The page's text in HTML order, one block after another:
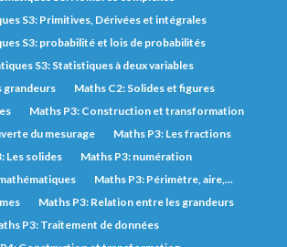
S3: Primitives, Dérivées et intégrales
S3: probabilité et lois de probabilités
S3: Statistiques à deux variables
grandeurs
Maths C2: Solides et figures
Maths P3: Construction et transformation
du mesurage
Maths P3: Les fractions
Les solides
Maths P3: numération
Maths P3: Périmètre, aire,...
Maths P3: Relation entre les grandeurs
P3: Traitement de données